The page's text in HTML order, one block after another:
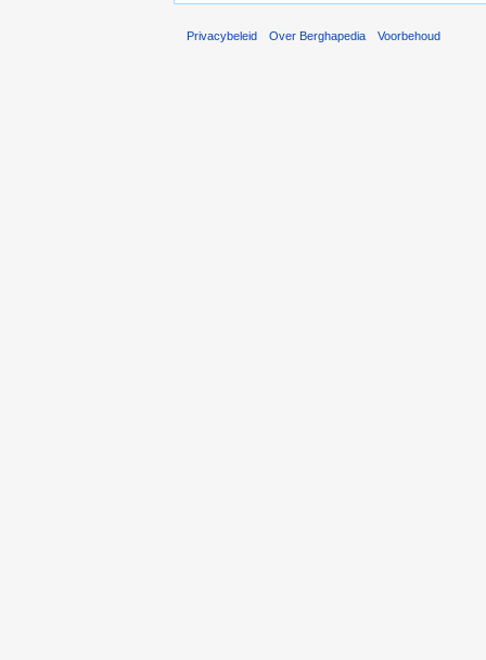
Privacybeleid Over Berghapedia Voorbehoud